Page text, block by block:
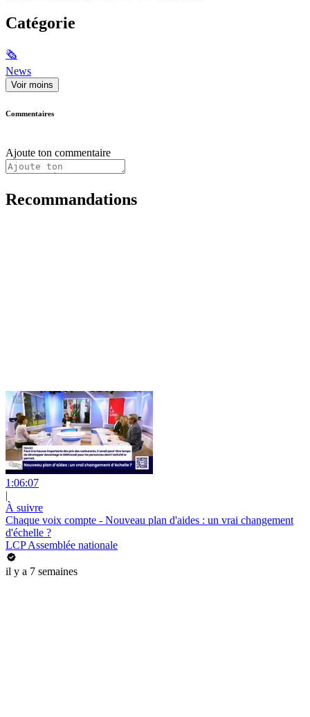
Catégorie
🗞
News
Voir moins
Commentaires
Ajoute ton commentaire
Recommandations
1:06:07
|
À suivre
Chaque voix compte - Nouveau plan d'aides : un vrai changement
d'échelle ?
LCP Assemblée nationale
il y a 7 semaines